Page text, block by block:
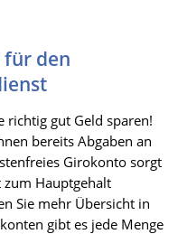
für den
richtig gut Geld sparen!
bereits Abgaben an
Girokonto sorgt
zum Hauptgehalt
Sie mehr Übersicht in
gibt es jede Menge